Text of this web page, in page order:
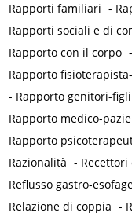
Rapporti familiari -
Rapporti sociali e di
Rapporto con il corpo -
Rapporto
- Rapporto genitori-figli
Rapporto medico-
Rapporto
Razionalità -
Reflusso gastro-
Relazione di coppia -